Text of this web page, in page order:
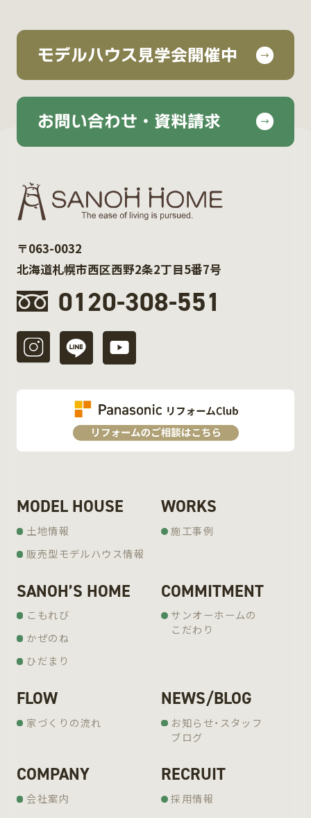
モデルハウス見学会開催中
お問い合わせ・資料請求
〒063-0032
北海道札幌市西区西野2条2丁目5番7号
0120-308-551
MODEL HOUSE
土地情報
販売型モデルハウス情報
WORKS
施工事例
SANOH’S HOME
こもれび
かぜのね
ひだまり
COMMITMENT
サンオーホームの
こだわり
FLOW
家づくりの流れ
NEWS/BLOG
お知らせ・スタッフ
ブログ
COMPANY
会社案内
RECRUIT
採用情報